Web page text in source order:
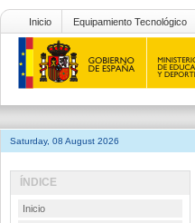
Inicio Equipamiento Tecnológico
Saturday, 08 August 2026
ÍNDICE
Inicio